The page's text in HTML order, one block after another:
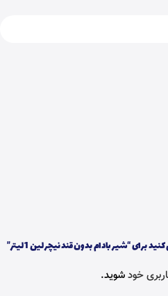
“شیر بادام بدون قند نیچر لین 1 لیتر”
خودشوید.